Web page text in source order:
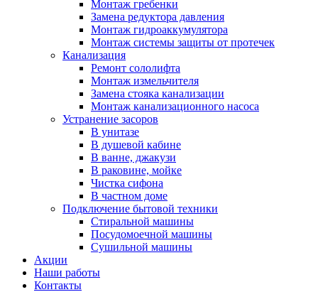
Монтаж гребенки
Замена редуктора давления
Монтаж гидроаккумулятора
Монтаж системы защиты от протечек
Канализация
Ремонт сололифта
Монтаж измельчителя
Замена стояка канализации
Монтаж канализационного насоса
Устранение засоров
В унитазе
В душевой кабине
В ванне, джакузи
В раковине, мойке
Чистка сифона
В частном доме
Подключение бытовой техники
Стиральной машины
Посудомоечной машины
Сушильной машины
Акции
Наши работы
Контакты